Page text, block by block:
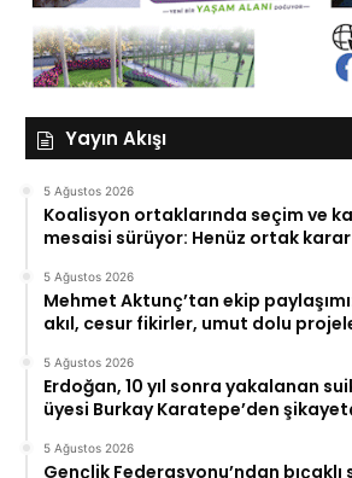
Yayın Akışı
5 Ağustos 2026
Koalisyon ortaklarında seçim ve
mesaisi sürüyor: Henüz ortak
5 Ağustos 2026
Mehmet Aktunç’tan ekip
akıl, cesur fikirler, umut dolu
5 Ağustos 2026
Erdoğan, 10 yıl sonra yakalanan
üyesi Burkay Karatepe’den
5 Ağustos 2026
Gençlik Federasyonu’ndan bıçaklı